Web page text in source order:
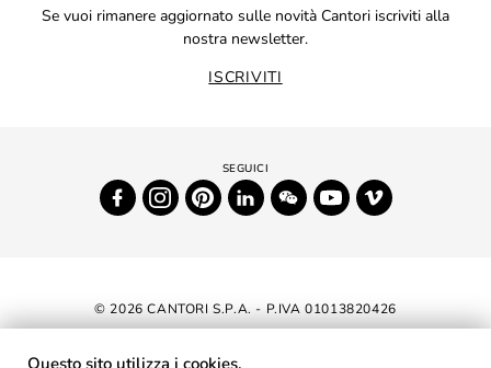
Se vuoi rimanere aggiornato sulle novità Cantori iscriviti alla
nostra newsletter.
ISCRIVITI
© 2026 CANTORI S.P.A. - P.IVA 01013820426
DICHIARAZIONE DI ACCESSIBILITÀ
Questo sito utilizza i cookies.